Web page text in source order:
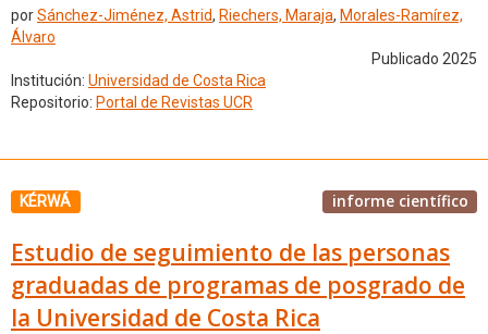
porSánchez-Jiménez, Astrid, Riechers, Maraja, Morales-Ramírez,
Álvaro
Publicado 2025
Institución: Universidad de Costa Rica
Repositorio: Portal de Revistas UCR
KÉRWÁ informe científico
Estudio de seguimiento de las personas
graduadas de programas de posgrado de
la Universidad de Costa Rica